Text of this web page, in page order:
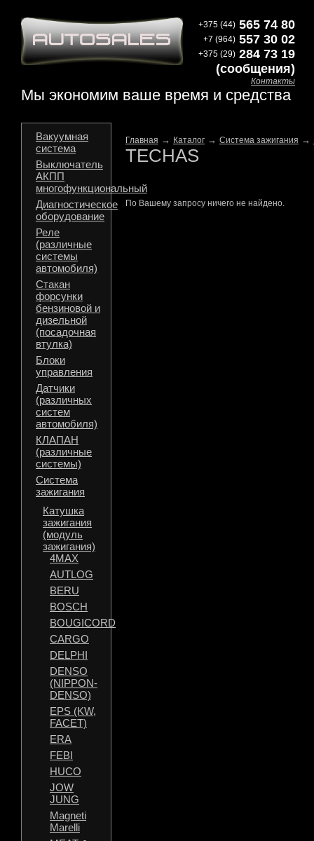
Мы экономим ваше время и средства
+375 (44) 565 74 80
+7 (964) 557 30 02
+375 (29) 284 73 19
(сообщения)
Контакты
Вакуумная
система
Выключатель
АКПП
многофункциональный
Диагностическое
оборудование
Реле
(различные
системы
автомобиля)
Стакан
форсунки
бензиновой и
дизельной
(посадочная
втулка)
Блоки
управления
Датчики
(различных
систем
автомобиля)
КЛАПАН
(различные
системы)
Система
зажигания
Катушка
зажигания
(модуль
зажигания)
4MAX
AUTLOG
BERU
BOSCH
BOUGICORD
CARGO
DELPHI
DENSO
(NIPPON-
DENSO)
EPS (KW,
FACET)
ERA
FEBI
HUCO
JOW
JUNG
Magneti
Marelli
Главная → Каталог→ Система зажигания →
TECHAS
По Вашему запросу ничего не найдено.